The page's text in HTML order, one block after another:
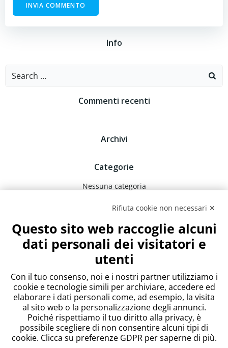
Info
Search
Commenti recenti
Archivi
Categorie
Nessuna categoria
Meta
Accedi
Feed dei contenuti
Feed dei commenti
WordPress.org
Rifiuta cookie non necessari ✕
Questo sito web raccoglie alcuni
dati personali dei visitatori e
utenti
Con il tuo consenso, noi e i nostri partner utilizziamo i
cookie e tecnologie simili per archiviare, accedere ed
elaborare i dati personali come, ad esempio, la visita
al sito web o la personalizzazione degli annunci.
Poiché rispettiamo il tuo diritto alla privacy, è
possibile scegliere di non consentire alcuni tipi di
cookie. Clicca su preferenze GDPR per saperne di più.